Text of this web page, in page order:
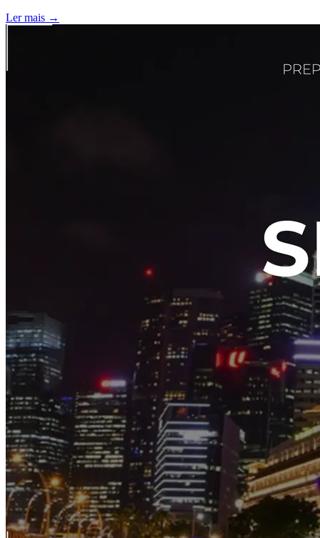
Ler mais →